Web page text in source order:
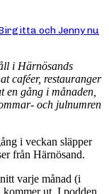
och Jenny nu
i Härnösands
caféer, restauranger
en gång i månaden,
och julnumren
i veckan släpper
från Härnösand.
varje månad (i